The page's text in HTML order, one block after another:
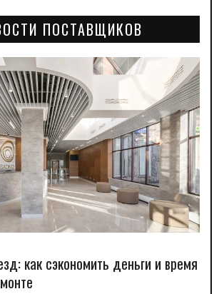
ПОСТАВЩИКОВ
как сэкономить деньги и время